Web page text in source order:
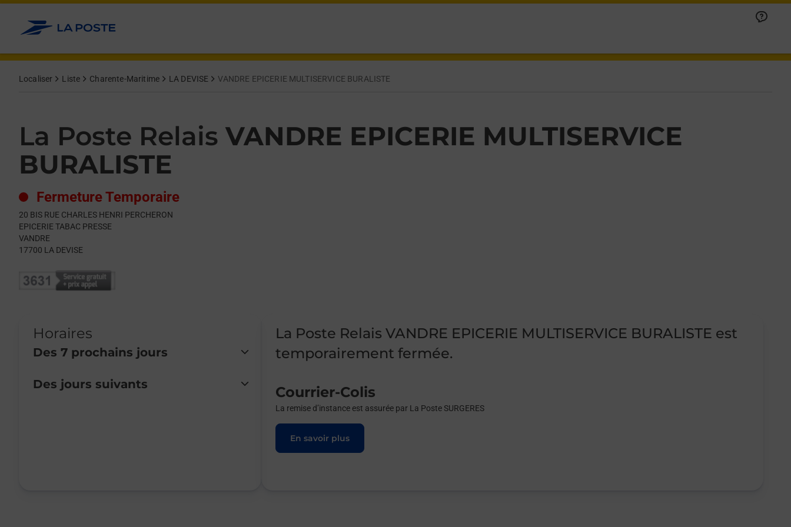
Allez au contenu
Localiser Liste Charente-Maritime LA DEVISE VANDRE EPICERIE MULTISERVICE BURALISTE
La Poste Relais VANDRE EPICERIE MULTISERVICE
BURALISTE
Fermeture Temporaire
20 BIS RUE CHARLES HENRI PERCHERON
EPICERIE TABAC PRESSE
VANDRE
17700 LA DEVISE
Horaires
Des 7 prochains jours
Day of the WeekHours
Lundi
Fermé
Des jours suivants
La Poste Relais VANDRE EPICERIE MULTISERVICE BURALISTE est
temporairement fermée.
Courrier-Colis
La remise d’instance est assurée par La Poste SURGERES
En savoir plus
Get directions to La Poste Relais at 20 BIS RUE CHARLES HENRI PERCHERON LA DEVISE,
lien s'ouvre dans un nouvel onglet